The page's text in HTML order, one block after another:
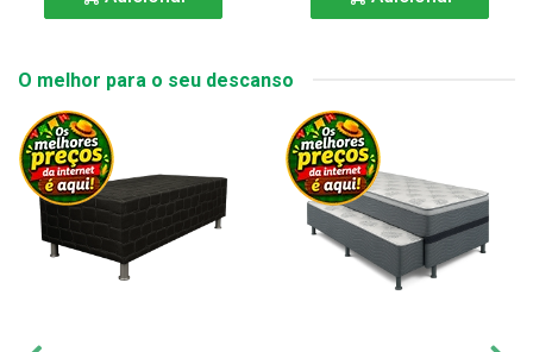
O melhor para o seu descanso